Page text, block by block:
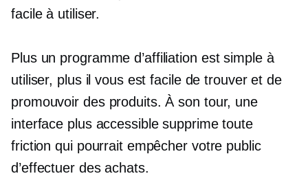
facile à utiliser.
Plus un programme d’affiliation est simple à
utiliser, plus il vous est facile de trouver et de
promouvoir des produits. À son tour, une
interface plus accessible supprime toute
friction qui pourrait empêcher votre public
d’effectuer des achats.